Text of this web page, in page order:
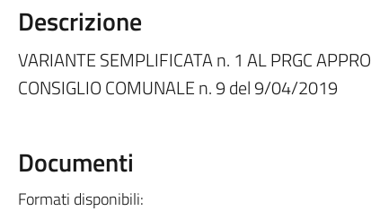
Descrizione
VARIANTE SEMPLIFICATA n. 1 AL PRGC
CONSIGLIO COMUNALE n. 9 del 9/04/2019
Documenti
Formati disponibili: